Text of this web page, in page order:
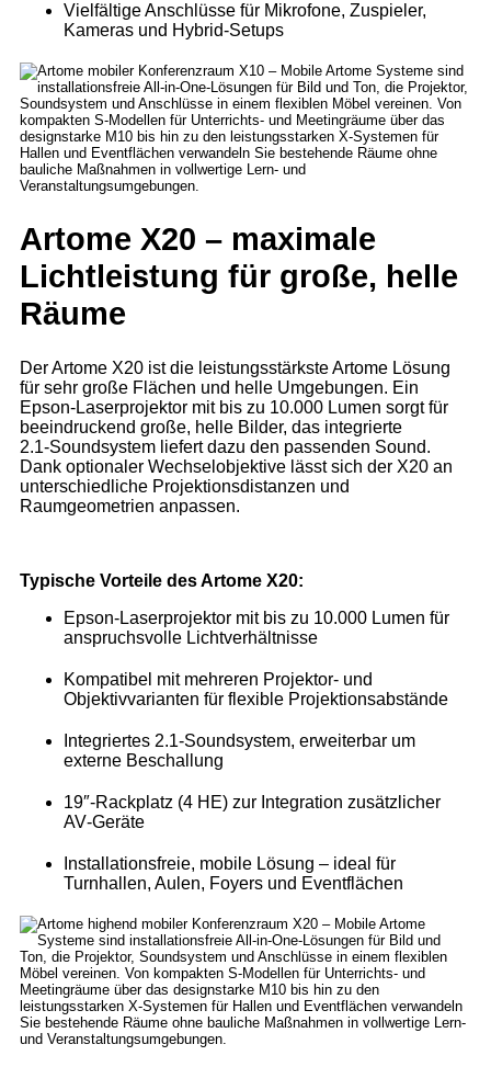
Vielfältige Anschlüsse für Mikrofone, Zuspieler,
Kameras und Hybrid‑Setups
Artome X20 – maximale
Lichtleistung für große, helle
Räume
Der Artome X20 ist die leistungsstärkste Artome Lösung
für sehr große Flächen und helle Umgebungen. Ein
Epson‑Laserprojektor mit bis zu 10.000 Lumen sorgt für
beeindruckend große, helle Bilder, das integrierte
2.1‑Soundsystem liefert dazu den passenden Sound.
Dank optionaler Wechselobjektive lässt sich der X20 an
unterschiedliche Projektionsdistanzen und
Raumgeometrien anpassen.
Typische Vorteile des Artome X20:
Epson‑Laserprojektor mit bis zu 10.000 Lumen für
anspruchsvolle Lichtverhältnisse
Kompatibel mit mehreren Projektor‑ und
Objektivvarianten für flexible Projektionsabstände
Integriertes 2.1‑Soundsystem, erweiterbar um
externe Beschallung
19″‑Rackplatz (4 HE) zur Integration zusätzlicher
AV‑Geräte
Installationsfreie, mobile Lösung – ideal für
Turnhallen, Aulen, Foyers und Eventflächen